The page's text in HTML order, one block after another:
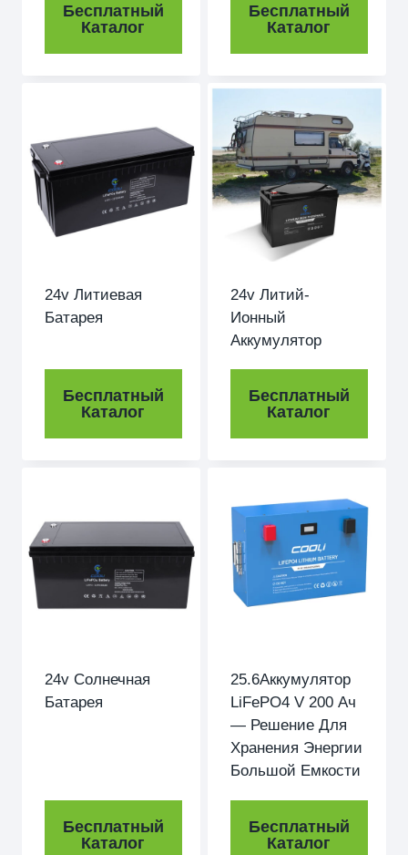
Бесплатный
Каталог
Бесплатный
Каталог
24v Литиевая
Батарея
Бесплатный
Каталог
24v Литий-
Ионный
Аккумулятор
Бесплатный
Каталог
24v Солнечная
Батарея
Бесплатный
Каталог
25.6Аккумулятор
LiFePO4 V 200 Ач
— Решение Для
Хранения Энергии
Большой Емкости
Бесплатный
Каталог